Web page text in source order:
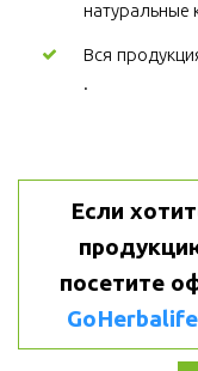
натуральные
Вся
.
Если
GoHerbalife